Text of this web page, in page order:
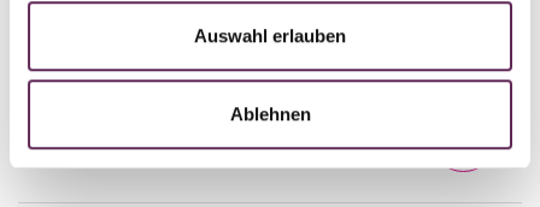
Auswahl erlauben
Ablehnen
Kann dieses Verfahren eine
Liposuktion ersetzen?